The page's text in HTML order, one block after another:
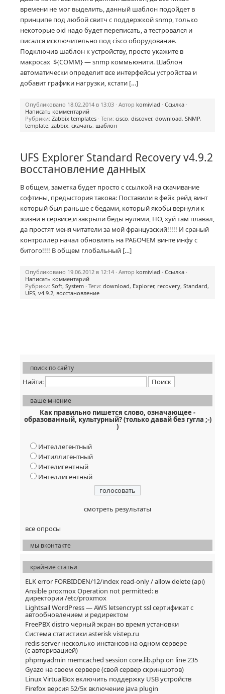
времени не мог выделить, данный шаблон подойдет в
принципе под любой свитч с поддержкой snmp, только
некоторые oid надо будет переписать, а тестровался и
писался исключительно под cisco оборудование.
Подключив шаблон к устройству, просто укажите в
макросах ${COMM} — snmp коммьюнити. Шаблон
автоматически определит все интерфейсы устройства и
добавит графики нагрузки, кстати […]
Опубликовано 18.02.2014 в 13:03 · Автор komivlad · Ссылка ·
Написать комментарий
Рубрики: Zabbix templates · Теги: cisco, discover, download, SNMP,
template, zabbix, скачать, шаблон
UFS Explorer Standard Recovery v4.9.2
восстановление данных
В общем, заметка будет просто с ссылкой на скачивание
софтины, предыстория такова: Поставили в фейк рейд винт
который был раньше с бедами, который якобы вернули к
жизни в сервисе,и закрыли беды нулями, НО, хуй там плавал,
да простят меня читатели за мой французский!!!!! И сраный
контроллер начал обновлять на РАБОЧЕМ винте инфу с
битого!!!! В общем глобальный […]
Опубликовано 19.06.2012 в 12:14 · Автор komivlad · Ссылка ·
Написать комментарий
Рубрики: Soft, System · Теги: download, Explorer, recovery, Standard,
UFS, v4.9.2, восстановление
поиск по сайту
Найти:
ваше мнение
Как правильно пишется слово, означающее -
образованный, культурный? (только давай без гугла ;-)
)
Интеллегентный
Интиллигентный
Интелигентный
Интеллигентный
смотреть результаты
все опросы
мы вконтакте
крайние статьи
ELK error FORBIDDEN/12/index read-only / allow delete (api)
Ansible proxmox Operation not permitted: в
директории /etc/proxmox
Lightsail WordPress — AWS letsencrypt ssl сертификат с
автообновлением и редиректом
FreePBX distro черный экран во время установки
Система статистики asterisk vistep.ru
redis server несколько инстансов на одном сервере
(с авторизацией)
phpmyadmin memcached session core.lib.php on line 235
Gyazo на своем сервере (свой сервер скриншотов)
Linux VirtualBox включить поддержку USB устройств
Firefox версия 52/5x включение java plugin